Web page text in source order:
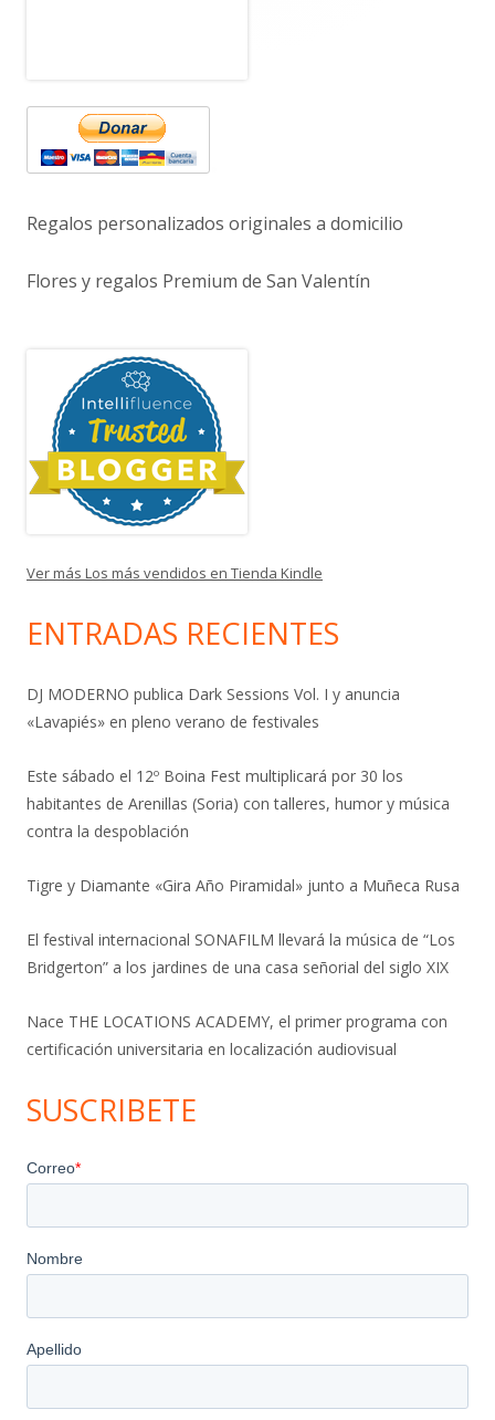
Regalos personalizados originales a domicilio
Flores y regalos Premium de San Valentín
Ver más Los más vendidos en Tienda Kindle
ENTRADAS RECIENTES
DJ MODERNO publica Dark Sessions Vol. I y anuncia
«Lavapiés» en pleno verano de festivales
Este sábado el 12º Boina Fest multiplicará por 30 los
habitantes de Arenillas (Soria) con talleres, humor y música
contra la despoblación
Tigre y Diamante «Gira Año Piramidal» junto a Muñeca Rusa
El festival internacional SONAFILM llevará la música de “Los
Bridgerton” a los jardines de una casa señorial del siglo XIX
Nace THE LOCATIONS ACADEMY, el primer programa con
certificación universitaria en localización audiovisual
SUSCRIBETE